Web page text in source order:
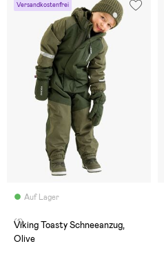
Versandkostenfrei
Auf Lager
(1)
Viking Toasty Schneeanzug,
Olive